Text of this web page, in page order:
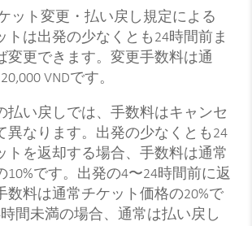
ット変更・払い戻し規定による
トは出発の少なくとも24時間前ま
変更できます。変更手数料は通
VNDです。
払い戻しでは、手数料はキャンセ
異なります。出発の少なくとも24
トを返却する場合、手数料は通常
10%です。出発の4〜24時間前に返
数料は通常チケット価格の20%で
間未満の場合、通常は払い戻し